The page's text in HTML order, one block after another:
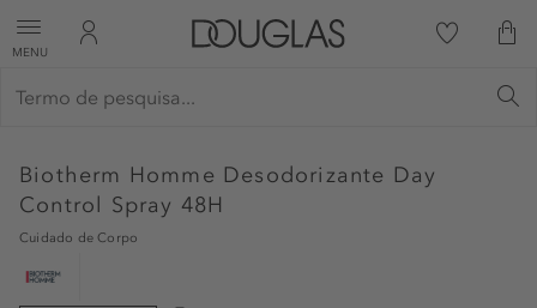
MENU
Biotherm Homme Desodorizante Day
Control Spray 48H
Cuidado de Corpo